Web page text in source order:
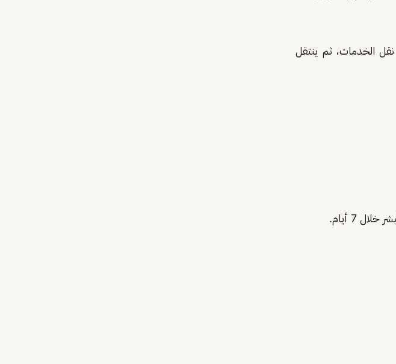
الخدمات، ثم ينتقل